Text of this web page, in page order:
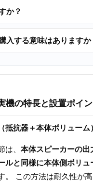
か？
入する意味はありますか
機の特長と設置ポイン
抵抗器＋本体ボリューム）
、 本体スピーカーの出
ルと同様に本体側ボリュ
。 この方法は耐久性が